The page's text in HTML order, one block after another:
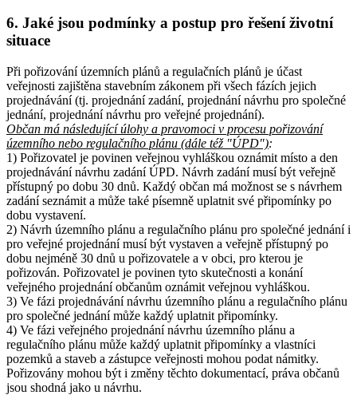
6. Jaké jsou podmínky a postup pro řešení životní
situace
Při pořizování územních plánů a regulačních plánů je účast
veřejnosti zajištěna stavebním zákonem při všech fázích jejich
projednávání (tj. projednání zadání, projednání návrhu pro společné
jednání, projednání návrhu pro veřejné projednání).
Občan má následující úlohy a pravomoci v procesu pořizování
územního nebo regulačního plánu (dále též "ÚPD"):
1) Pořizovatel je povinen veřejnou vyhláškou oznámit místo a den
projednávání návrhu zadání ÚPD. Návrh zadání musí být veřejně
přístupný po dobu 30 dnů. Každý občan má možnost se s návrhem
zadání seznámit a může také písemně uplatnit své připomínky po
dobu vystavení.
2) Návrh územního plánu a regulačního plánu pro společné jednání i
pro veřejné projednání musí být vystaven a veřejně přístupný po
dobu nejméně 30 dnů u pořizovatele a v obci, pro kterou je
pořizován. Pořizovatel je povinen tyto skutečnosti a konání
veřejného projednání občanům oznámit veřejnou vyhláškou.
3) Ve fázi projednávání návrhu územního plánu a regulačního plánu
pro společné jednání může každý uplatnit připomínky.
4) Ve fázi veřejného projednání návrhu územního plánu a
regulačního plánu může každý uplatnit připomínky a vlastníci
pozemků a staveb a zástupce veřejnosti mohou podat námitky.
Pořizovány mohou být i změny těchto dokumentací, práva občanů
jsou shodná jako u návrhu.